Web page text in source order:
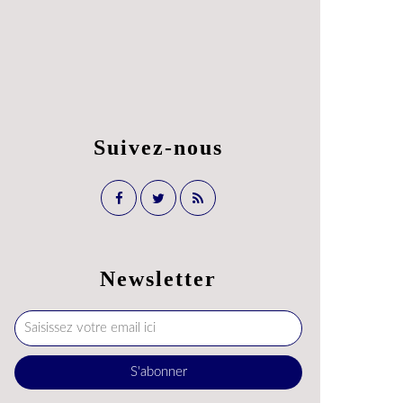
Newsletter
Suivez-nous